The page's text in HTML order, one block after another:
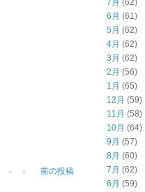
前の投稿
7月 (62)
6月 (61)
5月 (62)
4月 (62)
3月 (62)
2月 (56)
1月 (65)
12月 (59)
11月 (58)
10月 (64)
9月 (57)
8月 (60)
7月 (62)
6月 (59)